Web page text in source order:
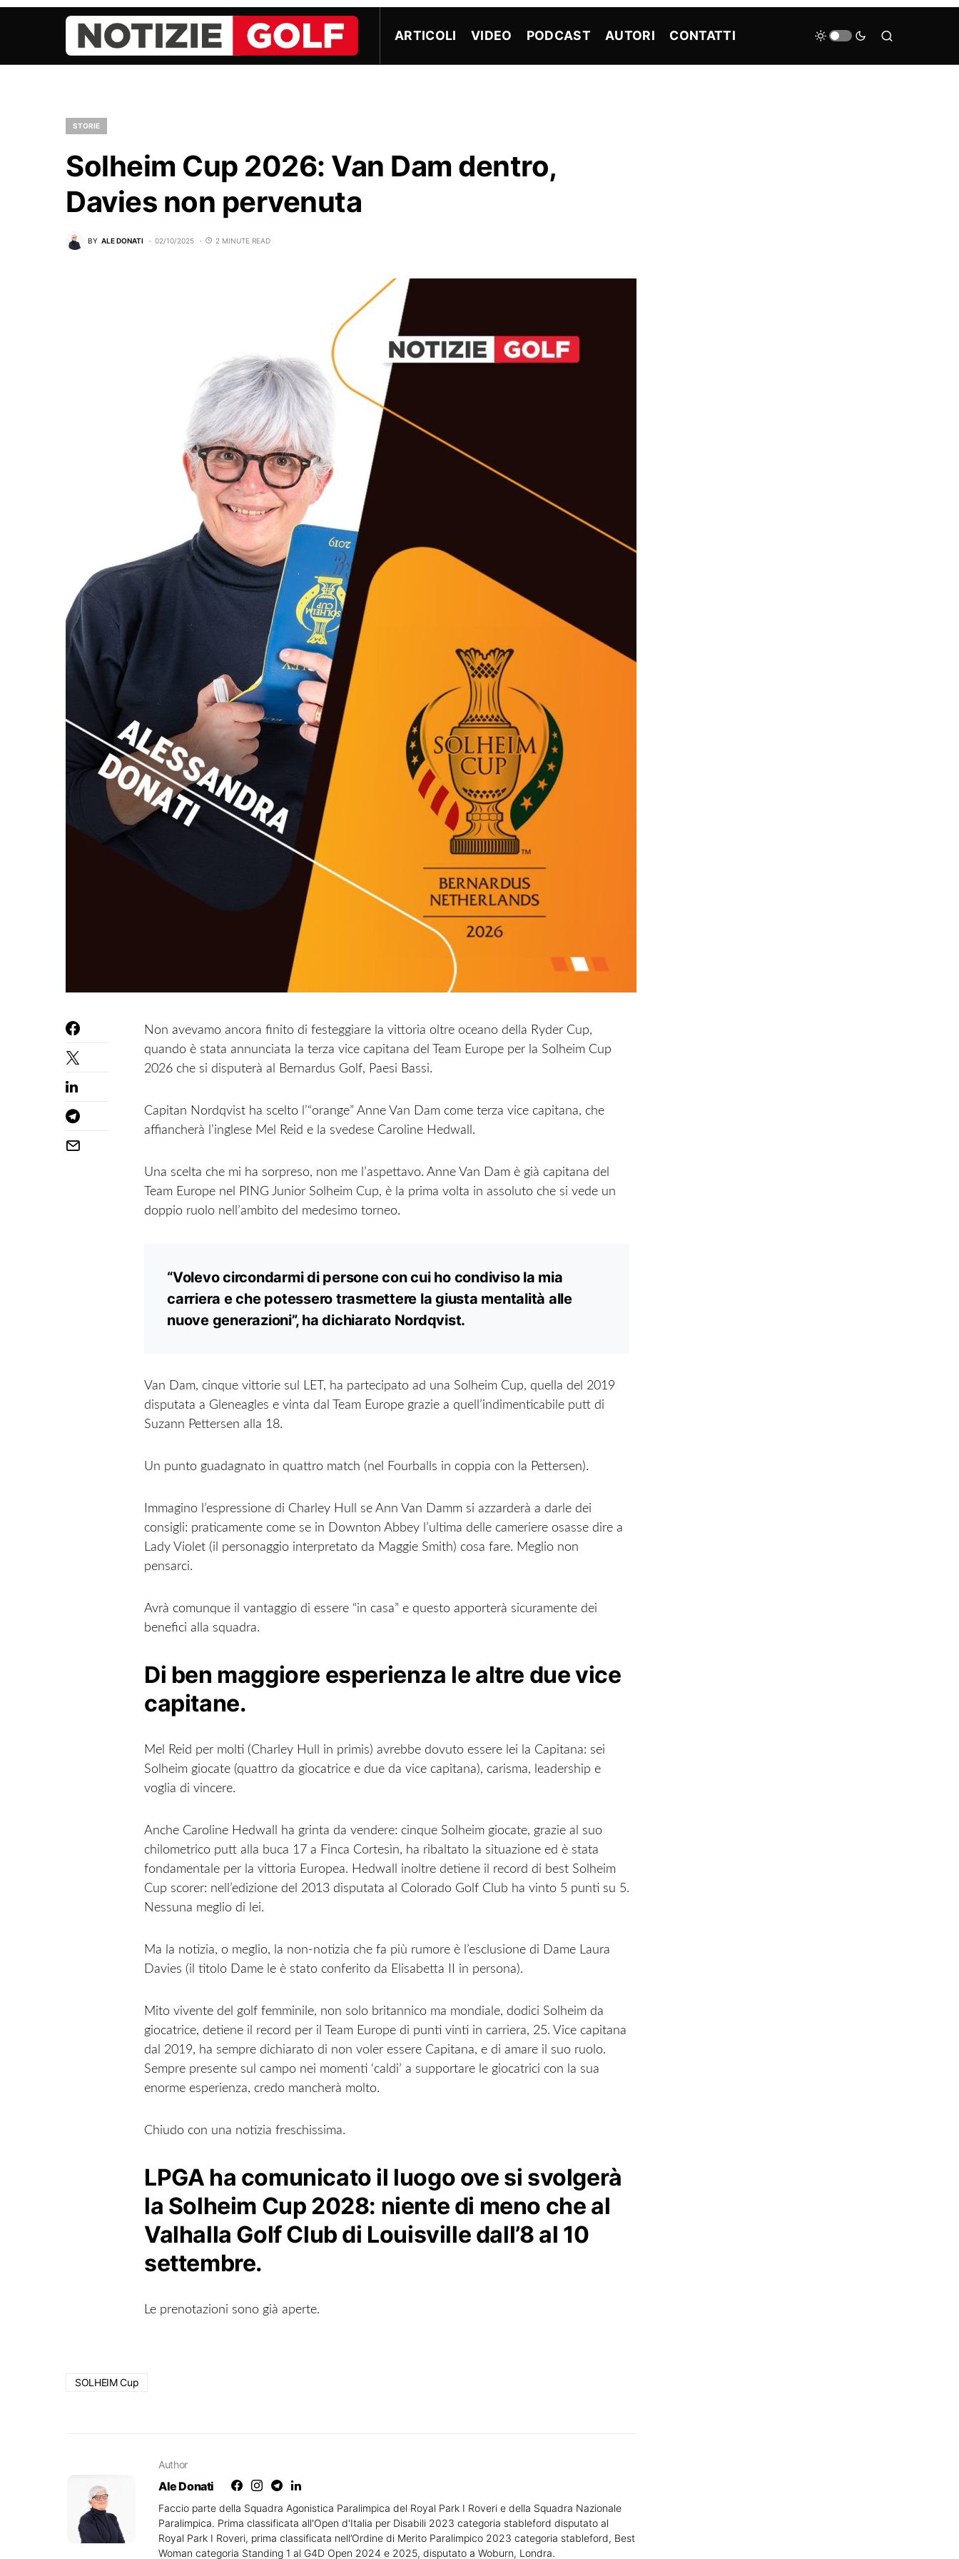
ARTICOLI VIDEO PODCAST AUTORI CONTATTI
STORIE
Solheim Cup 2026: Van Dam dentro,
Davies non pervenuta
BY ALE DONATI 02/10/2025 2 MINUTE READ
Non avevamo ancora finito di festeggiare la vittoria oltre oceano della Ryder Cup,
quando è stata annunciata la terza vice capitana del Team Europe per la Solheim Cup
2026 che si disputerà al Bernardus Golf, Paesi Bassi.
Capitan Nordqvist ha scelto l’“orange” Anne Van Dam come terza vice capitana, che
affiancherà l’inglese Mel Reid e la svedese Caroline Hedwall.
Una scelta che mi ha sorpreso, non me l’aspettavo. Anne Van Dam è già capitana del
Team Europe nel PING Junior Solheim Cup, è la prima volta in assoluto che si vede un
doppio ruolo nell’ambito del medesimo torneo.
“Volevo circondarmi di persone con cui ho condiviso la mia
carriera e che potessero trasmettere la giusta mentalità alle
nuove generazioni”, ha dichiarato Nordqvist.
Van Dam, cinque vittorie sul LET, ha partecipato ad una Solheim Cup, quella del 2019
disputata a Gleneagles e vinta dal Team Europe grazie a quell’indimenticabile putt di
Suzann Pettersen alla 18.
Un punto guadagnato in quattro match (nel Fourballs in coppia con la Pettersen).
Immagino l’espressione di Charley Hull se Ann Van Damm si azzarderà a darle dei
consigli: praticamente come se in Downton Abbey l’ultima delle cameriere osasse dire a
Lady Violet (il personaggio interpretato da Maggie Smith) cosa fare. Meglio non
pensarci.
Avrà comunque il vantaggio di essere “in casa” e questo apporterà sicuramente dei
benefici alla squadra.
Di ben maggiore esperienza le altre due vice
capitane.
Mel Reid per molti (Charley Hull in primis) avrebbe dovuto essere lei la Capitana: sei
Solheim giocate (quattro da giocatrice e due da vice capitana), carisma, leadership e
voglia di vincere.
Anche Caroline Hedwall ha grinta da vendere: cinque Solheim giocate, grazie al suo
chilometrico putt alla buca 17 a Finca Cortesìn, ha ribaltato la situazione ed è stata
fondamentale per la vittoria Europea. Hedwall inoltre detiene il record di best Solheim
Cup scorer: nell’edizione del 2013 disputata al Colorado Golf Club ha vinto 5 punti su 5.
Nessuna meglio di lei.
Ma la notizia, o meglio, la non-notizia che fa più rumore è l’esclusione di Dame Laura
Davies (il titolo Dame le è stato conferito da Elisabetta II in persona).
Mito vivente del golf femminile, non solo britannico ma mondiale, dodici Solheim da
giocatrice, detiene il record per il Team Europe di punti vinti in carriera, 25. Vice capitana
dal 2019, ha sempre dichiarato di non voler essere Capitana, e di amare il suo ruolo.
Sempre presente sul campo nei momenti ‘caldi’ a supportare le giocatrici con la sua
enorme esperienza, credo mancherà molto.
Chiudo con una notizia freschissima.
LPGA ha comunicato il luogo ove si svolgerà
la Solheim Cup 2028: niente di meno che al
Valhalla Golf Club di Louisville dall’8 al 10
settembre.
Le prenotazioni sono già aperte.
SOLHEIM Cup
Author
Ale Donati
Faccio parte della Squadra Agonistica Paralimpica del Royal Park I Roveri e della Squadra Nazionale
Paralimpica. Prima classificata all'Open d'Italia per Disabili 2023 categoria stableford disputato al
Royal Park I Roveri, prima classificata nell’Ordine di Merito Paralimpico 2023 categoria stableford, Best
Woman categoria Standing 1 al G4D Open 2024 e 2025, disputato a Woburn, Londra.